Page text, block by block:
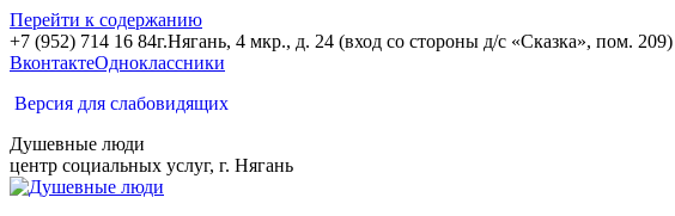
Перейти к содержанию
+7 (952) 714 16 84г.Нягань, 4 мкр., д. 24 (вход со стороны д/с «Сказка», пом. 209)
ВконтактеОдноклассники
Версия для слабовидящих
Душевные люди
центр социальных услуг, г. Нягань